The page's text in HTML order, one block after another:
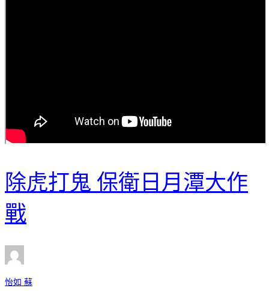
除虎打鬼 保衛日月潭大作
戰
怡如 蘇